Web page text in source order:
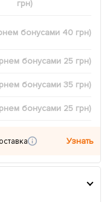
грн)
бонусами 40 грн)
бонусами 25 грн)
бонусами35 грн)
бонусами 25 грн)
Узнать